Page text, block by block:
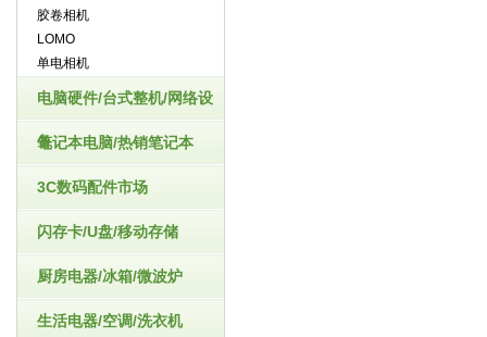
胶卷相机
LOMO
单电相机
电脑硬件/台式整机/网络设
备
笔记本电脑/热销笔记本
3C数码配件市场
闪存卡/U盘/移动存储
厨房电器/冰箱/微波炉
生活电器/空调/洗衣机